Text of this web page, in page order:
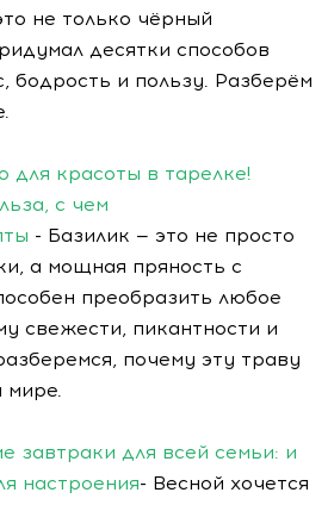
не только чёрный
десятки способов
бодрость и пользу. Разберём
для красоты в тарелке!
с чем
- Базилик — это не просто
а мощная пряность с
преобразить любое
свежести, пикантности и
почему эту траву
мире.
завтраки для всей семьи: и
настроения- Весной хочется